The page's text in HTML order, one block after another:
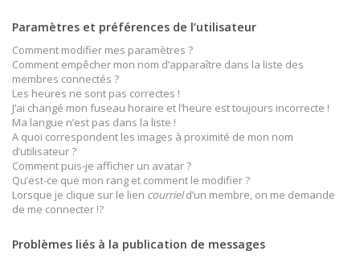
Paramètres et préférences de l’utilisateur
Comment modifier mes paramètres ?
Comment empêcher mon nom d’apparaître dans la liste des
membres connectés ?
Les heures ne sont pas correctes !
J’ai changé mon fuseau horaire et l’heure est toujours incorrecte !
Ma langue n’est pas dans la liste !
A quoi correspondent les images à proximité de mon nom
d’utilisateur ?
Comment puis-je afficher un avatar ?
Qu’est-ce que mon rang et comment le modifier ?
Lorsque je clique sur le lien courrield’un membre, on me demande
de me connecter !?
Problèmes liés à la publication de messages